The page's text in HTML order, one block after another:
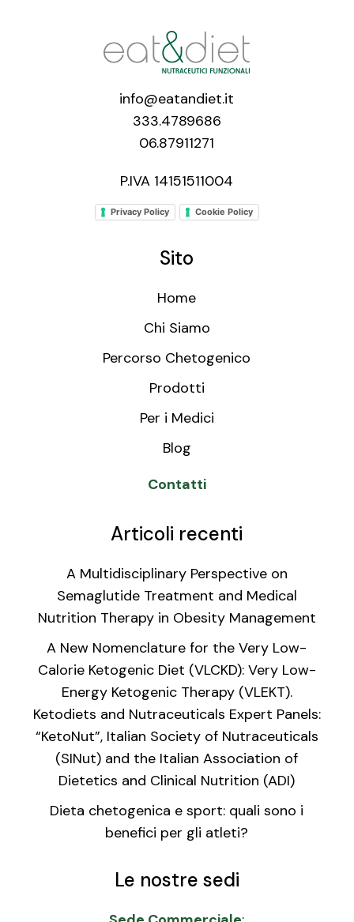
info@eatandiet.it
333.4789686
06.87911271
P.IVA 14151511004
Privacy Policy Cookie Policy
Sito
Home
Chi Siamo
Percorso Chetogenico
Prodotti
Per i Medici
Blog
Contatti
Articoli recenti
A Multidisciplinary Perspective on
Semaglutide Treatment and Medical
Nutrition Therapy in Obesity Management
A New Nomenclature for the Very Low-
Calorie Ketogenic Diet (VLCKD): Very Low-
Energy Ketogenic Therapy (VLEKT).
Ketodiets and Nutraceuticals Expert Panels:
“KetoNut”, Italian Society of Nutraceuticals
(SINut) and the Italian Association of
Dietetics and Clinical Nutrition (ADI)
Dieta chetogenica e sport: quali sono i
benefici per gli atleti?
Le nostre sedi